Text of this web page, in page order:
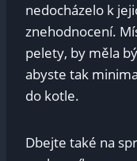
nedocházelo k
znehodnocení.
pelety, by měla
abyste tak
do kotle.
Dbejte také na